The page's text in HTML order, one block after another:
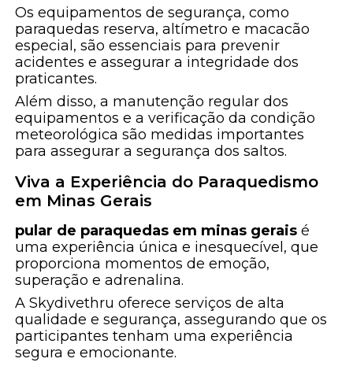
Os equipamentos de segurança, como
paraquedas reserva, altímetro e macacão
especial, são essenciais para prevenir
acidentes e assegurar a integridade dos
praticantes.
Além disso, a manutenção regular dos
equipamentos e a verificação da condição
meteorológica são medidas importantes
para assegurar a segurança dos saltos.
Viva a Experiência do Paraquedismo
em Minas Gerais
pular de paraquedas em minas gerais é
uma experiência única e inesquecível, que
proporciona momentos de emoção,
superação e adrenalina.
A Skydivethru oferece serviços de alta
qualidade e segurança, assegurando que os
participantes tenham uma experiência
segura e emocionante.